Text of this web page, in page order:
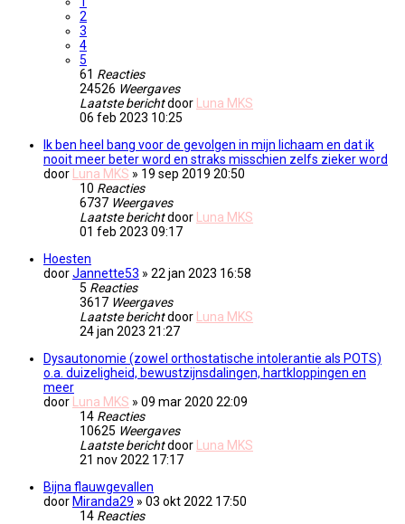
2
3
4
5
61 Reacties
24526 Weergaves
Laatste berichtdoor
Luna MKS
06 feb 2023 10:25
Ik ben heel bang voor de gevolgen in mijn lichaam en dat ik
nooit meer beter word en straks misschien zelfs zieker word
door
Luna MKS » 19 sep 2019 20:50
10 Reacties
6737 Weergaves
Laatste berichtdoor
Luna MKS
01 feb 2023 09:17
Hoesten
doorJannette53 » 22 jan 2023 16:58
5 Reacties
3617 Weergaves
Laatste berichtdoor
Luna MKS
24 jan 2023 21:27
Dysautonomie (zowel orthostatische intolerantie als POTS)
o.a. duizeligheid, bewustzijnsdalingen, hartkloppingen en
meer
door
Luna MKS » 09 mar 2020 22:09
14 Reacties
10625 Weergaves
Laatste berichtdoor
Luna MKS
21 nov 2022 17:17
Bijna flauwgevallen
door Miranda29 » 03 okt 2022 17:50
14 Reacties